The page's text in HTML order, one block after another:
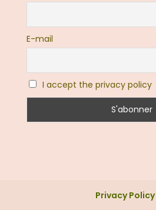
E-mail
I accept the privacy policy
Privacy Policy